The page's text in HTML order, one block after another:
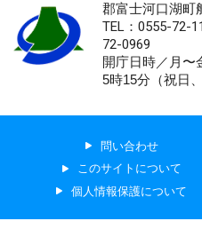
郡富士河口湖町
TEL：0555-72-
72-0969
開庁日時／月
5時15分（祝日
問い合わせ
このサイトについて
個人情報保護について